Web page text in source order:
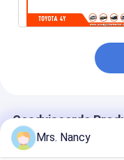
cilinderkoppakking
auto turbolader
Automobiele
Geadviseerde
Mrs. Nancy